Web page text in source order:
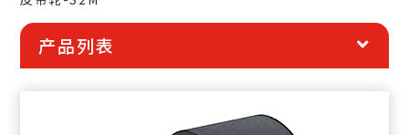
产品列表